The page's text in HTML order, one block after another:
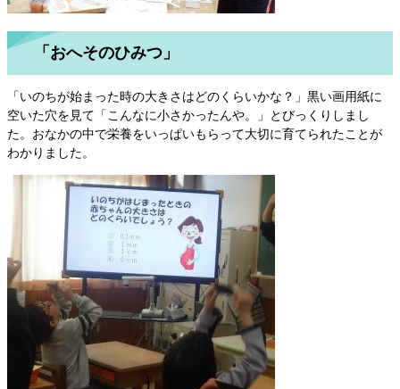
「おへそのひみつ」
「いのちが始まった時の大きさはどのくらいかな？」黒い画用紙に
空いた穴を見て「こんなに小さかったんや。」とびっくりしまし
た。おなかの中で栄養をいっぱいもらって大切に育てられたことが
わかりました。